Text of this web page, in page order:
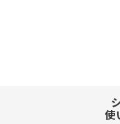
使